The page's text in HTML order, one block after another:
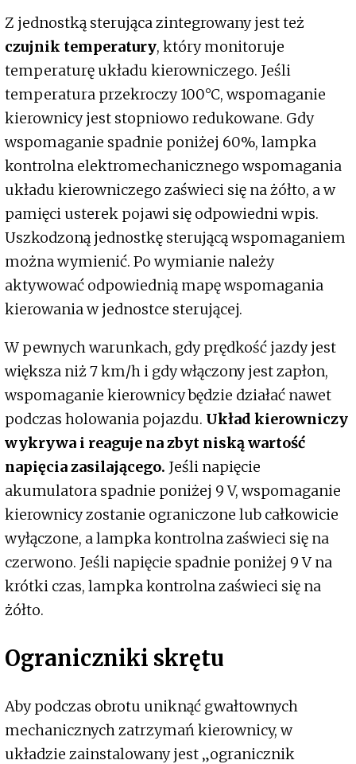
Z jednostką sterująca zintegrowany jest też
czujnik temperatury, który monitoruje
temperaturę układu kierowniczego. Jeśli
temperatura przekroczy 100°C, wspomaganie
kierownicy jest stopniowo redukowane. Gdy
wspomaganie spadnie poniżej 60%, lampka
kontrolna elektromechanicznego wspomagania
układu kierowniczego zaświeci się na żółto, a w
pamięci usterek pojawi się odpowiedni wpis.
Uszkodzoną jednostkę sterującą wspomaganiem
można wymienić. Po wymianie należy
aktywować odpowiednią mapę wspomagania
kierowania w jednostce sterującej.
W pewnych warunkach, gdy prędkość jazdy jest
większa niż 7 km/h i gdy włączony jest zapłon,
wspomaganie kierownicy będzie działać nawet
podczas holowania pojazdu. Układ kierowniczy
wykrywa i reaguje na zbyt niską wartość
napięcia zasilającego. Jeśli napięcie
akumulatora spadnie poniżej 9 V, wspomaganie
kierownicy zostanie ograniczone lub całkowicie
wyłączone, a lampka kontrolna zaświeci się na
czerwono. Jeśli napięcie spadnie poniżej 9 V na
krótki czas, lampka kontrolna zaświeci się na
żółto.
Ograniczniki skrętu
Aby podczas obrotu uniknąć gwałtownych
mechanicznych zatrzymań kierownicy, w
układzie zainstalowany jest „ogranicznik